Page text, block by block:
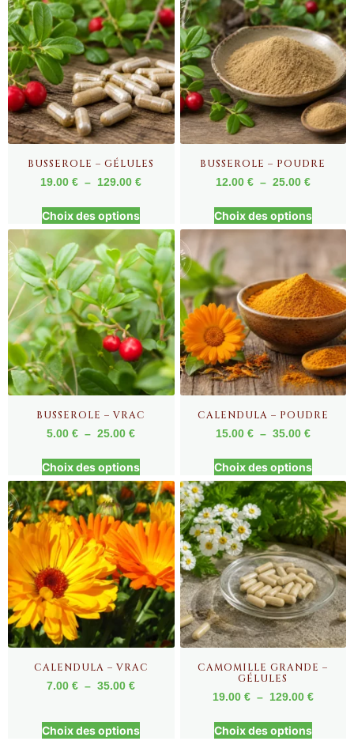
BUSSEROLE – GÉLULES
19.00€ – 129.00€
Choix des options
BUSSEROLE – POUDRE
12.00 € – 25.00 €
Choix des options
BUSSEROLE – VRAC
5.00€ – 25.00€
Choix des options
CALENDULA – POUDRE
15.00 € – 35.00 €
Choix des options
CALENDULA – VRAC
7.00€ – 35.00€
Choix des options
CAMOMILLE GRANDE –
GÉLULES
19.00 € – 129.00 €
Choix des options